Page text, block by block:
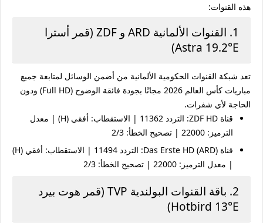
هذه القنوات:
1. القنوات الألمانية ARD و ZDF (قمر أسترا
Astra 19.2°E)
تعد شبكة القنوات الحكومية الألمانية من أضمن الوسائل لمتابعة جميع
مباريات كأس العالم 2026 مجانًا بجودة فائقة الوضوح (Full HD) ودون
الحاجة لأي شفرات.
قناة ZDF HD:
التردد 11362 | الاستقطاب: أفقي (H) | معدل
الترميز: 22000 | تصحيح الخطأ: 2/3
قناة Das Erste HD (ARD):
التردد 11494 | الاستقطاب: أفقي (H)
| معدل الترميز: 22000 | تصحيح الخطأ: 2/3
2. باقة القنوات البولندية TVP (قمر هوت بيرد
Hotbird 13°E)